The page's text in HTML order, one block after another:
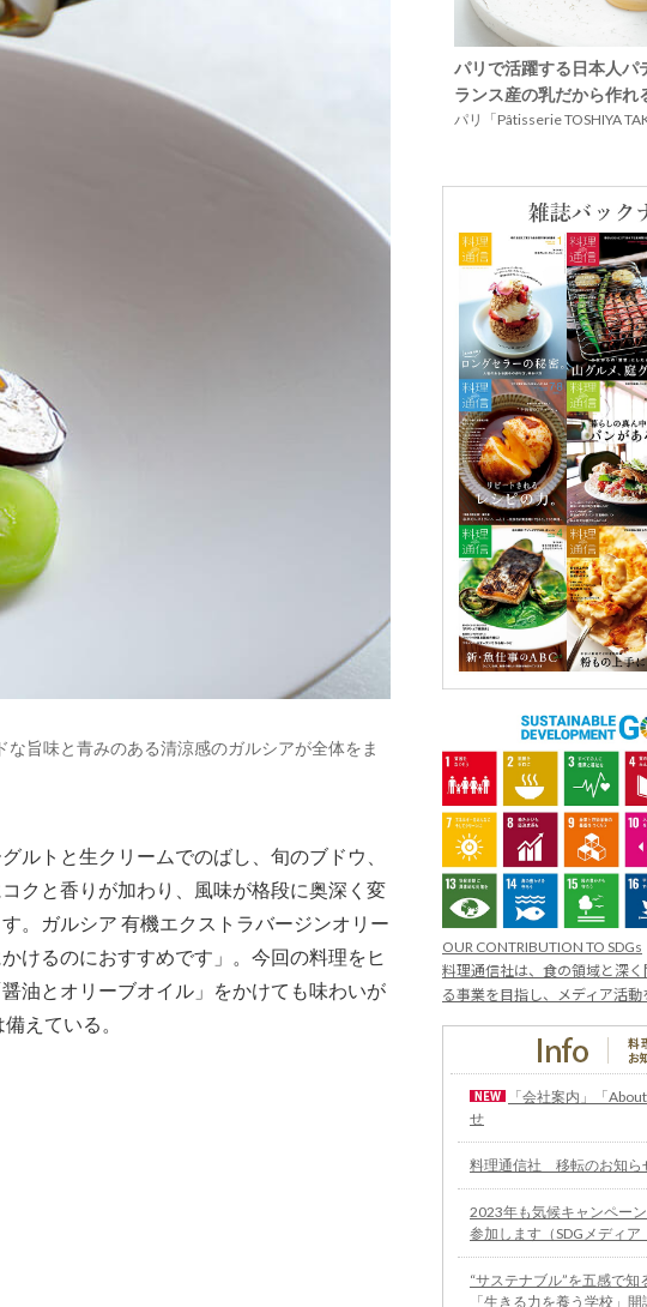
旨味と青みのある清涼感のガルシアが全体をま
ルトと生クリームでのばし、旬のブドウ、
クと香りが加わり、風味が格段に奥深く変
。ガルシア 有機エクストラバージンオリー
けるのにおすすめです」。今回の料理をヒ
油とオリーブオイル」をかけても味わいが
えている。
パリで活躍する日本人パ
ランス産の乳だから作れ
パリ「Pâtisserie TOSHIYA
OUR CONTRIBUTION TO SDGs
料理通信社は、食の領域と深
る事業を目指し、メディア活
「会社案内」「
せ
料理通信社 移転のお知ら
2023年も気候キャンペー
参加します（SDGメディ
“サステナブル”を五感で
「生きる力を養う学校」開